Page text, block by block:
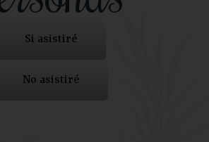
Si asistiré
No asistiré